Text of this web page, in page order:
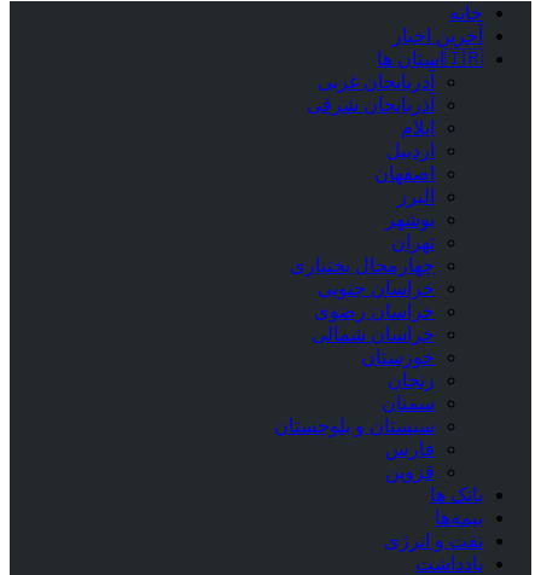
خانه
آخرین اخبار
🇮🇷استان ‌ها
آذربایجان غربی
آذربایجان شرقی
ایلام
اردبیل
اصفهان
البرز
بوشهر
تهران
چهارمحال بختیاری
خراسان جنوبی
خراسان رضوی
خراسان شمالی
خوزستان
زنجان
سمنان
سیستان و بلوچستان
فارس
قزوین
بانک ها
بیمه‌ها
نفت و انرژی
یادداشت